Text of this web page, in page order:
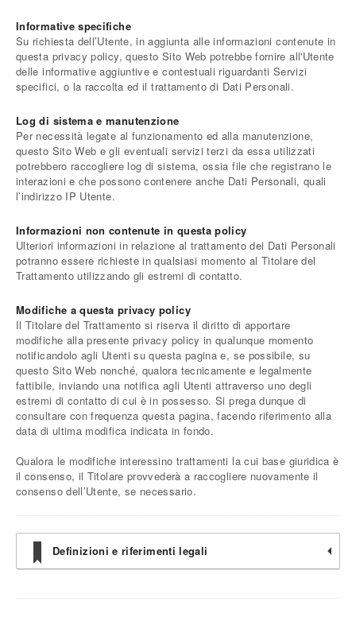
Informative specifiche
Su richiesta dell’Utente, in aggiunta alle informazioni contenute in
questa privacy policy, questo Sito Web potrebbe fornire all'Utente
delle informative aggiuntive e contestuali riguardanti Servizi
specifici, o la raccolta ed il trattamento di Dati Personali.
Log di sistema e manutenzione
Per necessità legate al funzionamento ed alla manutenzione,
questo Sito Web e gli eventuali servizi terzi da essa utilizzati
potrebbero raccogliere log di sistema, ossia file che registrano le
interazioni e che possono contenere anche Dati Personali, quali
l’indirizzo IP Utente.
Informazioni non contenute in questa policy
Ulteriori informazioni in relazione al trattamento dei Dati Personali
potranno essere richieste in qualsiasi momento al Titolare del
Trattamento utilizzando gli estremi di contatto.
Modifiche a questa privacy policy
Il Titolare del Trattamento si riserva il diritto di apportare
modifiche alla presente privacy policy in qualunque momento
notificandolo agli Utenti su questa pagina e, se possibile, su
questo Sito Web nonché, qualora tecnicamente e legalmente
fattibile, inviando una notifica agli Utenti attraverso uno degli
estremi di contatto di cui è in possesso. Si prega dunque di
consultare con frequenza questa pagina, facendo riferimento alla
data di ultima modifica indicata in fondo.
Qualora le modifiche interessino trattamenti la cui base giuridica è
il consenso, il Titolare provvederà a raccogliere nuovamente il
consenso dell’Utente, se necessario.
Definizioni e riferimenti legali